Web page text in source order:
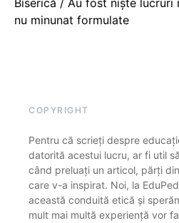
Biserică / Au fost niște lucruri
nu minunat formulate
COPYRIGHT
Pentru că scrieți despre
datorită acestui lucru, ar fi util
când preluați un articol, părți
care v-a inspirat. Noi, la
această conduită etică și
mult mai multă experiență vor